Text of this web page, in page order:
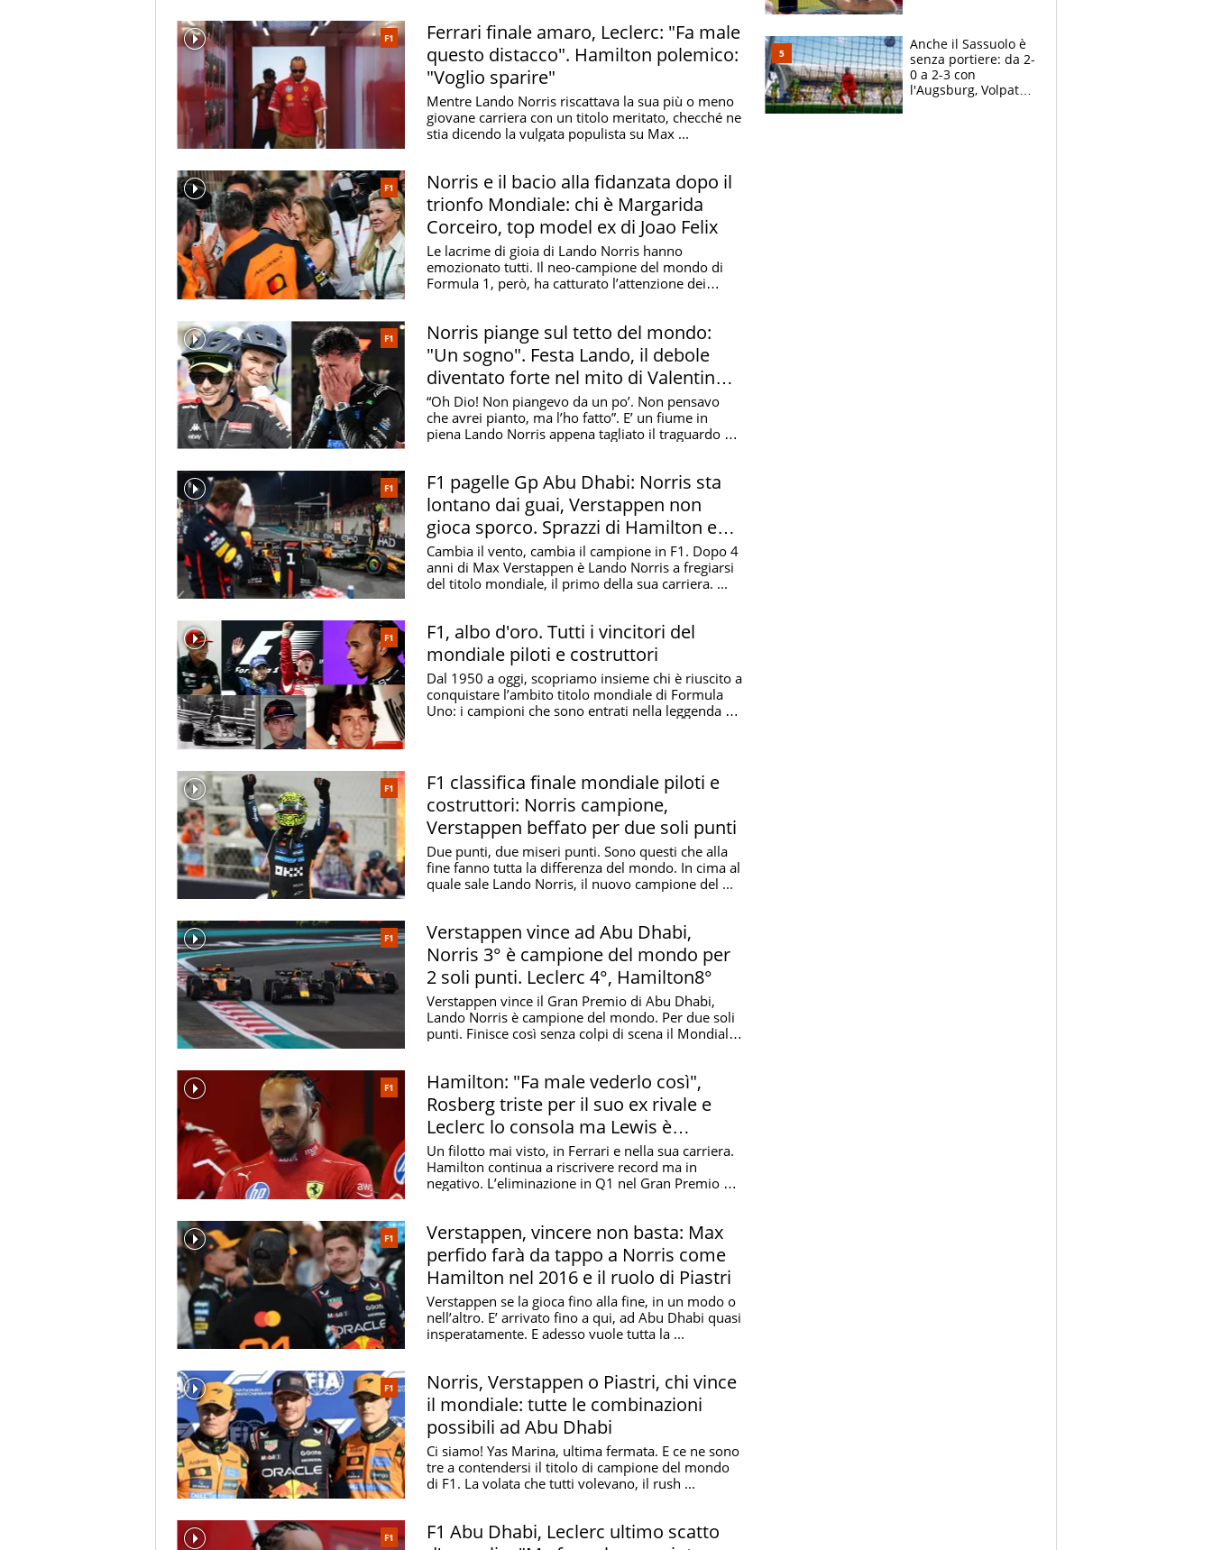
F1
Ferrari finale amaro, Leclerc: "Fa male
questo distacco". Hamilton polemico:
"Voglio sparire"
Mentre Lando Norris riscattava la sua più o meno
giovane carriera con un titolo meritato, checché ne
stia dicendo la vulgata populista su Max ...
F1
Norris e il bacio alla fidanzata dopo il
trionfo Mondiale: chi è Margarida
Corceiro, top model ex di Joao Felix
Le lacrime di gioia di Lando Norris hanno
emozionato tutti. Il neo-campione del mondo di
Formula 1, però, ha catturato l’attenzione dei
F1
Norris piange sul tetto del mondo:
"Un sogno". Festa Lando, il debole
diventato forte nel mito di Valentino
Rossi
“Oh Dio! Non piangevo da un po’. Non pensavo
che avrei pianto, ma l’ho fatto”. E’ un fiume in
piena Lando Norris appena tagliato il traguardo del
F1
F1 pagelle Gp Abu Dhabi: Norris sta
lontano dai guai, Verstappen non
gioca sporco. Sprazzi di Hamilton e
Leclerc
Cambia il vento, cambia il campione in F1. Dopo 4
anni di Max Verstappen è Lando Norris a fregiarsi
del titolo mondiale, il primo della sua carriera. ...
F1
F1, albo d'oro. Tutti i vincitori del
mondiale piloti e costruttori
Dal 1950 a oggi, scopriamo insieme chi è riuscito a
conquistare l’ambito titolo mondiale di Formula
Uno: i campioni che sono entrati nella leggenda e
F1
F1 classifica finale mondiale piloti e
costruttori: Norris campione,
Verstappen beffato per due soli punti
Due punti, due miseri punti. Sono questi che alla
fine fanno tutta la differenza del mondo. In cima al
quale sale Lando Norris, il nuovo campione del ...
F1
Verstappen vince ad Abu Dhabi,
Norris 3° è campione del mondo per
2 soli punti. Leclerc 4°, Hamilton8°
Verstappen vince il Gran Premio di Abu Dhabi,
Lando Norris è campione del mondo. Per due soli
punti. Finisce così senza colpi di scena il Mondiale
F1
Hamilton: "Fa male vederlo così",
Rosberg triste per il suo ex rivale e
Leclerc lo consola ma Lewis è
svuotato
Un filotto mai visto, in Ferrari e nella sua carriera.
Hamilton continua a riscrivere record ma in
negativo. L’eliminazione in Q1 nel Gran Premio di
F1
Verstappen, vincere non basta: Max
perfido farà da tappo a Norris come
Hamilton nel 2016 e il ruolo di Piastri
Verstappen se la gioca fino alla fine, in un modo o
nell’altro. E’ arrivato fino a qui, ad Abu Dhabi quasi
insperatamente. E adesso vuole tutta la ...
F1
Norris, Verstappen o Piastri, chi vince
il mondiale: tutte le combinazioni
possibili ad Abu Dhabi
Ci siamo! Yas Marina, ultima fermata. E ce ne sono
tre a contendersi il titolo di campione del mondo
di F1. La volata che tutti volevano, il rush ...
F1
F1 Abu Dhabi, Leclerc ultimo scatto
Curtis
Anche il Sassuolo è
senza portiere: da 2-
0 a 2-3 con
l'Augsburg, Volpato